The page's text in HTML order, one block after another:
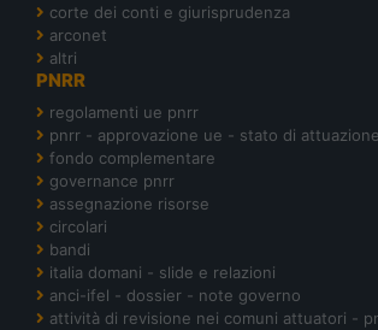
corte dei conti e giurisprudenza
arconet
altri
PNRR
regolamenti ue pnrr
pnrr - approvazione ue - stato di attuazione
fondo complementare
governance pnrr
assegnazione risorse
circolari
bandi
italia domani - slide e relazioni
anci-ifel - dossier - note governo
attività di revisione nei comuni attuatori -